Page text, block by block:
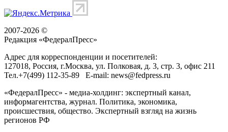
2007-2026 ©
Редакция «ФедералПресс»
Адрес для корреспонденции и посетителей:
127018, Россия, г.Москва, ул. Полковая, д. 3, стр. 3, офис 211
Тел.+7(499) 112-35-89 E-mail: news@fedpress.ru
«ФедералПресс» - медиа-холдинг: экспертный канал,
информагентства, журнал. Политика, экономика,
происшествия, общество. Экспертный взгляд на жизнь
регионов РФ